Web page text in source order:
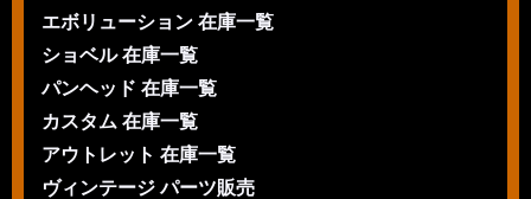
エボリューション 在庫一覧
ショベル 在庫一覧
パンヘッド 在庫一覧
カスタム 在庫一覧
アウトレット 在庫一覧
ヴィンテージ パーツ販売